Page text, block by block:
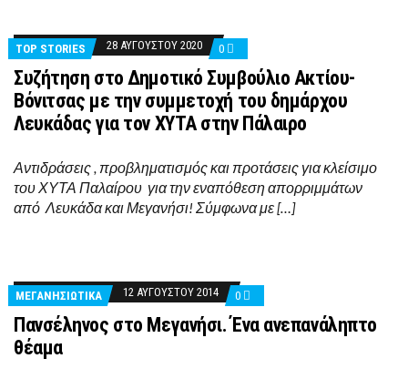
TOP STORIES 28 ΑΥΓΟΎΣΤΟΥ 2020 0
Συζήτηση στο Δημοτικό Συμβούλιο Ακτίου-
Βόνιτσας με την συμμετοχή του δημάρχου
Λευκάδας για τον ΧΥΤΑ στην Πάλαιρο
Αντιδράσεις , προβληματισμός και προτάσεις για κλείσιμο
του ΧΥΤΑ Παλαίρου για την εναπόθεση απορριμμάτων
από Λευκάδα και Μεγανήσι! Σύμφωνα με […]
ΜΕΓΑΝΗΣΙΩΤΙΚΑ 12 ΑΥΓΟΎΣΤΟΥ 2014 0
Πανσέληνος στο Μεγανήσι. Ένα ανεπανάληπτο
θέαμα